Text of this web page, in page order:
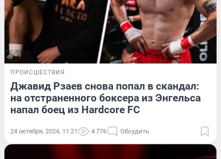
ПРОИСШЕСТВИЯ
Джавид Рзаев снова попал в скандал:
на отстраненного боксера из Энгельса
напал боец из Hardcore FC
24 октября, 2024, 11:21 4 776 Обсудить